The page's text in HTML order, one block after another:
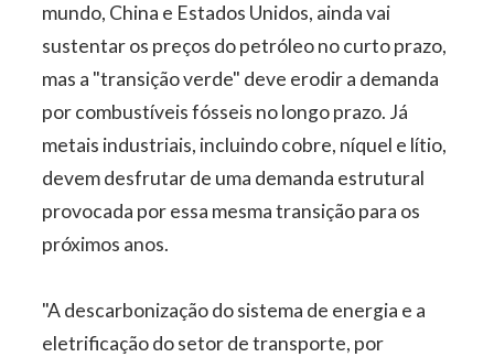
mundo, China e Estados Unidos, ainda vai
sustentar os preços do petróleo no curto prazo,
mas a "transição verde" deve erodir a demanda
por combustíveis fósseis no longo prazo. Já
metais industriais, incluindo cobre, níquel e lítio,
devem desfrutar de uma demanda estrutural
provocada por essa mesma transição para os
próximos anos.
"A descarbonização do sistema de energia e a
eletrificação do setor de transporte, por